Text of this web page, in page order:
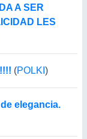
A SER
LES
(POLKI )
elegancia.